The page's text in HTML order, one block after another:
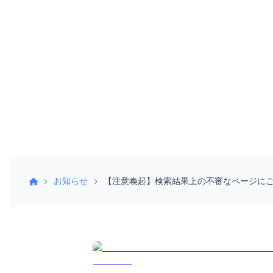
お知らせ 【注意喚起】検索結果上の不審なページに